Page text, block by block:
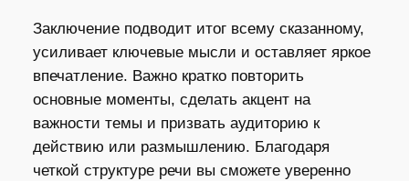
Заключение подводит итог всему сказанному,
усиливает ключевые мысли и оставляет яркое
впечатление. Важно кратко повторить
основные моменты, сделать акцент на
важности темы и призвать аудиторию к
действию или размышлению. Благодаря
четкой структуре речи вы сможете уверенно